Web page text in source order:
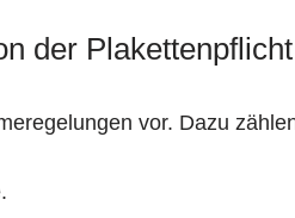
der
vor. Dazu